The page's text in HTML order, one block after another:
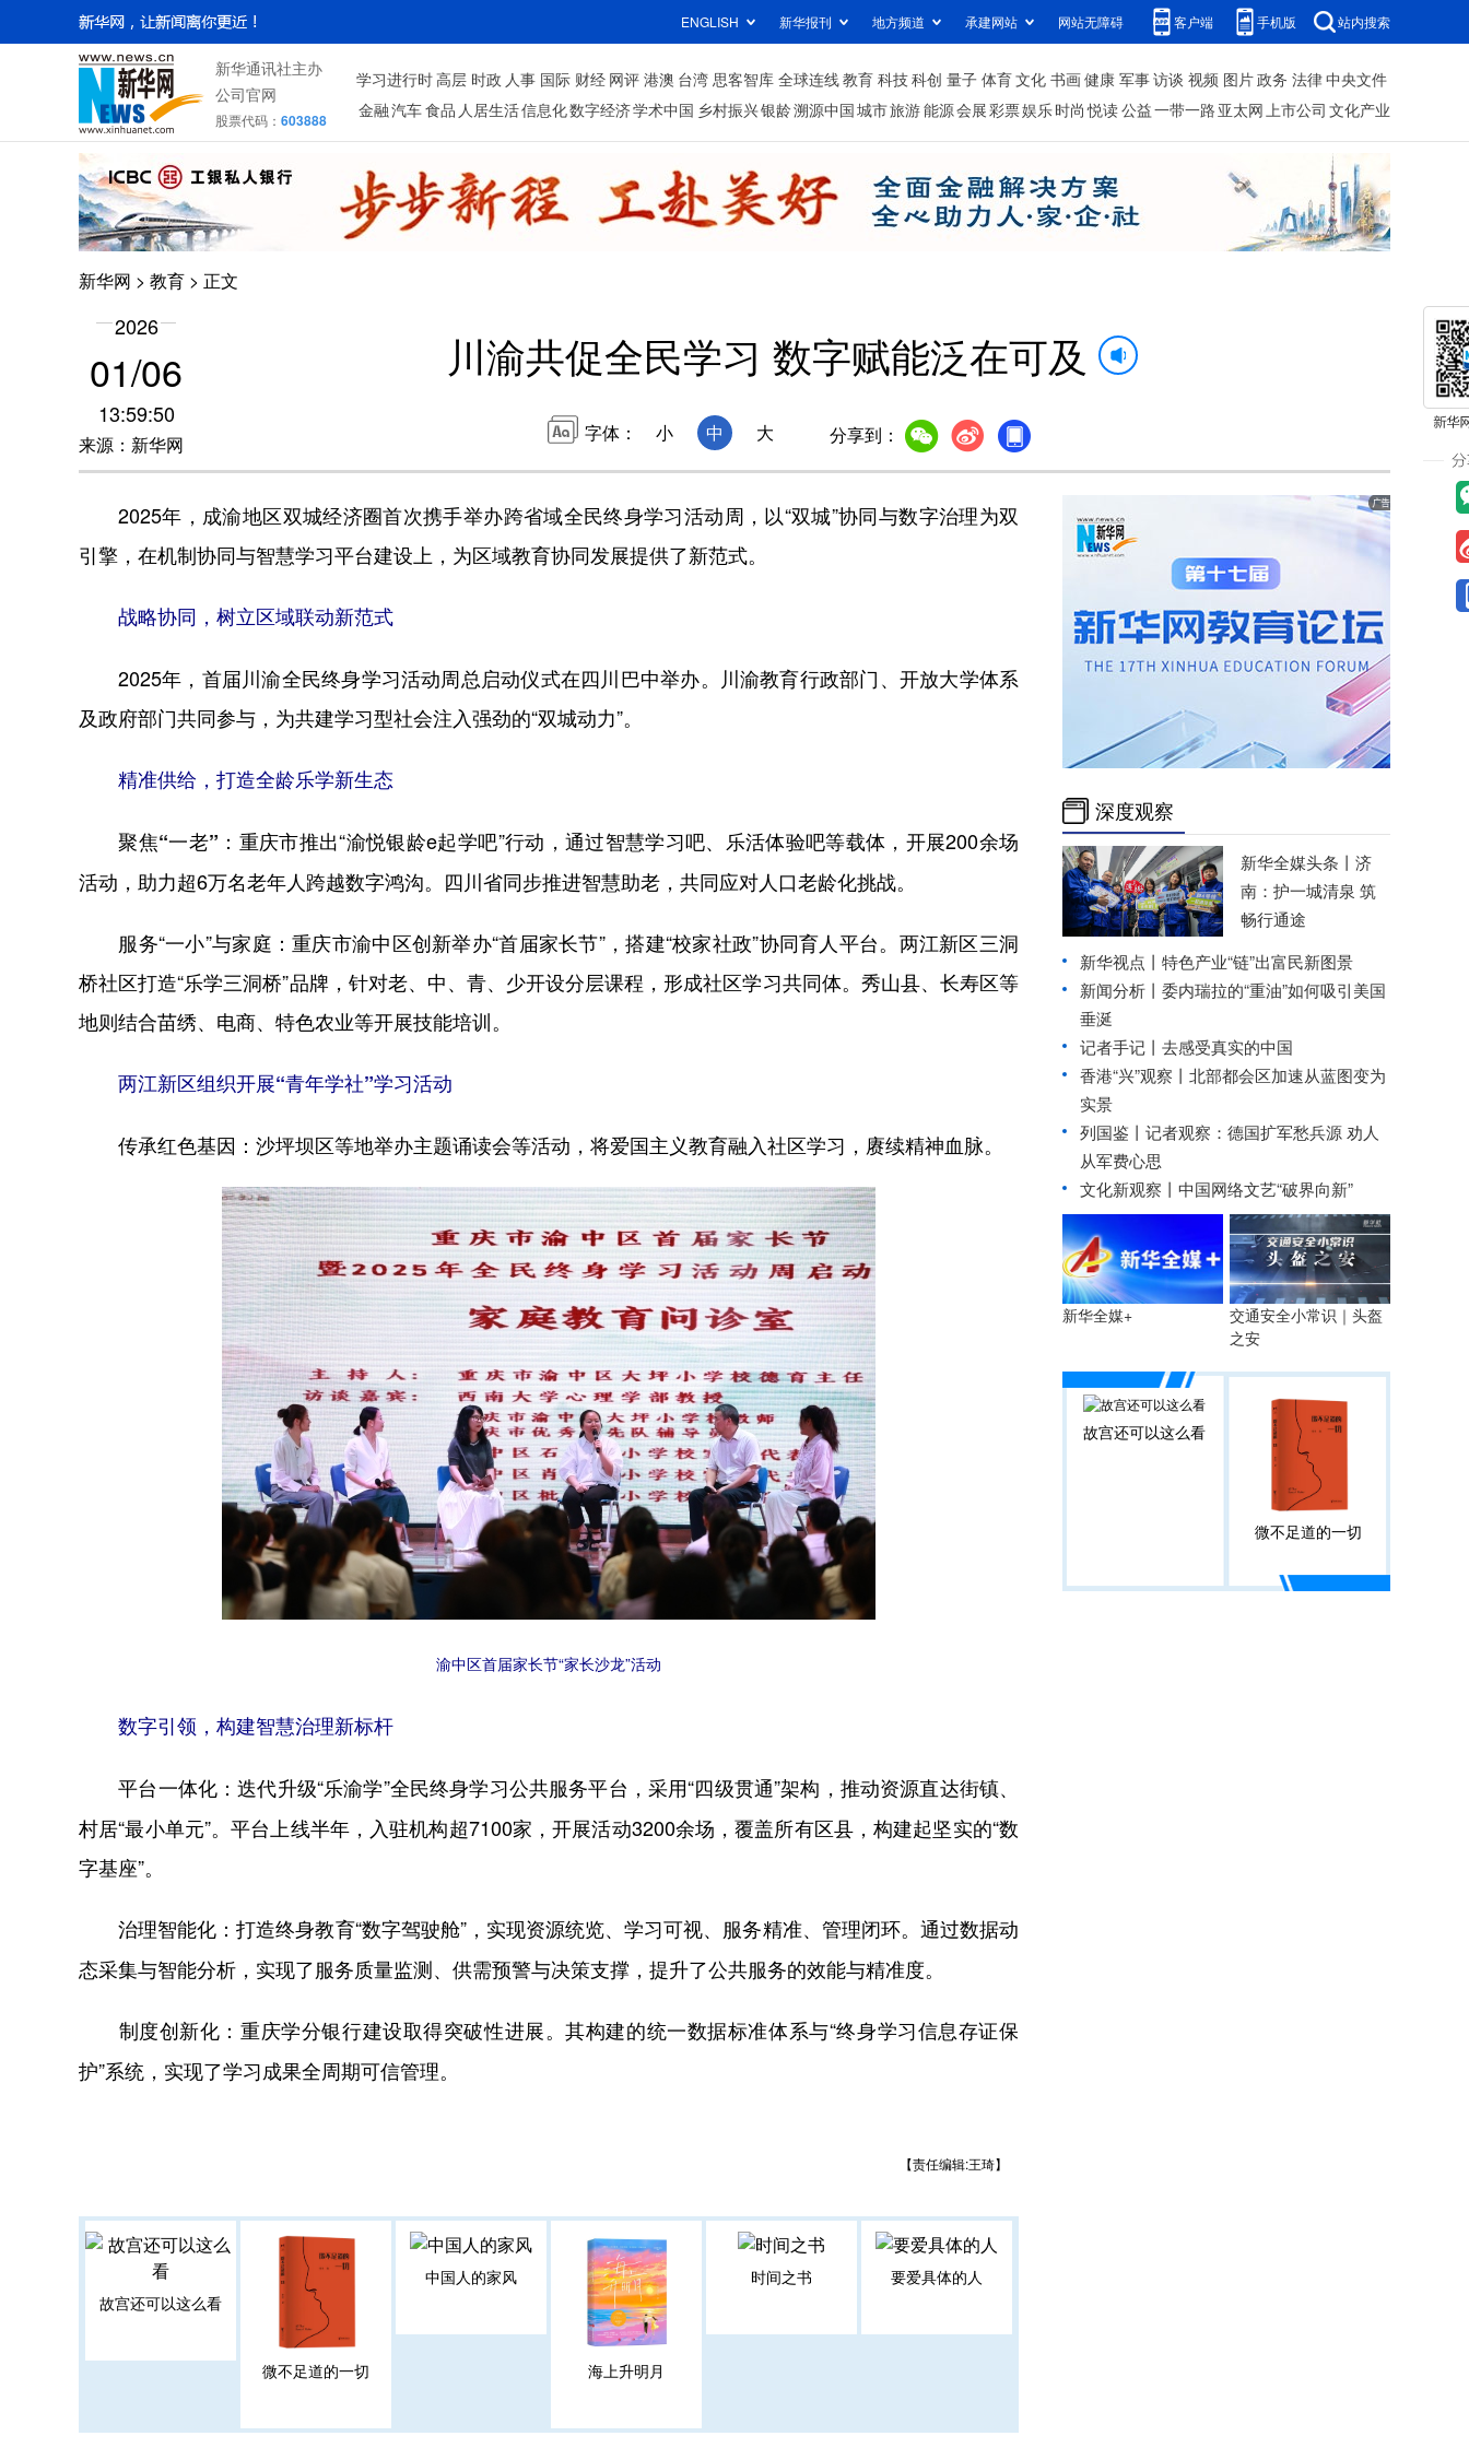
ENGLISH 新华报刊 地方频道 承建网站 网站无障碍 客户端 手机版 站内搜索
新华通讯社主办
公司官网
股票代码： 603888
学习进行时高层 时政 人事 国际 财经 网评 港澳 台湾 思客智库 全球连线教育 科技科创 量子 体育文化 书画健康 军事访谈 视频 图片政务 法律中央文件
金融汽车食品 人居生活信息化数字经济学术中国 乡村振兴银龄溯源中国城市旅游能源会展彩票娱乐时尚 悦读公益一带一路 亚太网上市公司 文化产业
新华网 > 教育 > 正文
2026
01/06
13:59:50
来源：新华网
川渝共促全民学习 数字赋能泛在可及
字体： 小 中 大 分享到：
2025年，成渝地区双城经济圈首次携手举办跨省域全民终身学习活动周，以“双城”协同与数字治理为双
引擎，在机制协同与智慧学习平台建设上，为区域教育协同发展提供了新范式。
战略协同，树立区域联动新范式
2025年，首届川渝全民终身学习活动周总启动仪式在四川巴中举办。川渝教育行政部门、开放大学体系
及政府部门共同参与，为共建学习型社会注入强劲的“双城动力”。
精准供给，打造全龄乐学新生态
聚焦“一老”： 重庆市推出“渝悦银龄e起学吧”行动，通过智慧学习吧、乐活体验吧等载体，开展200余场
活动，助力超6万名老年人跨越数字鸿沟。四川省同步推进智慧助老，共同应对人口老龄化挑战。
服务“一小”与家庭：重庆市渝中区创新举办“首届家长节”，搭建“校家社政”协同育人平台。两江新区三洞
桥社区打造“乐学三洞桥”品牌，针对老、中、青、少开设分层课程，形成社区学习共同体。秀山县、长寿区等
地则结合苗绣、电商、特色农业等开展技能培训。
两江新区组织开展“青年学社”学习活动
传承红色基因： 沙坪坝区等地举办主题诵读会等活动，将爱国主义教育融入社区学习，赓续精神血脉。
渝中区首届家长节“家长沙龙”活动
数字引领，构建智慧治理新标杆
平台一体化：迭代升级“乐渝学”全民终身学习公共服务平台，采用“四级贯通”架构，推动资源直达街镇、
村居“最小单元”。平台上线半年，入驻机构超7100家，开展活动3200余场，覆盖所有区县，构建起坚实的“数
字基座”。
治理智能化：打造终身教育“数字驾驶舱”，实现资源统览、学习可视、服务精准、管理闭环。通过数据动
态采集与智能分析，实现了服务质量监测、供需预警与决策支撑，提升了公共服务的效能与精准度。
制度创新化：重庆学分银行建设取得突破性进展。其构建的统一数据标准体系与“终身学习信息存证保
护”系统，实现了学习成果全周期可信管理。
【责任编辑:王琦】
故宫还可以这么看
微不足道的一切
中国人的家风
海上升明月
时间之书 要爱具体的人
深度观察
新华全媒头条丨 济
南：护一城清泉 筑
畅行通途
新华视点丨特色产业“链”出富民新图景
新闻分析丨委内瑞拉的“重油”如何吸引美国
垂涎
记者手记丨去感受真实的中国
香港“兴”观察丨北部都会区加速从蓝图变为
实景
列国鉴丨记者观察：德国扩军愁兵源 劝人
从军费心思
文化新观察丨中国网络文艺“破界向新”
新华全媒+
交通安全小常识｜头盔
之安
故宫还可以这么看
微不足道的一切